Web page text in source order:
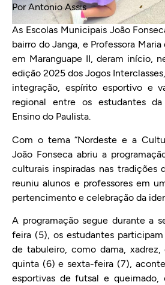
Por Antonio Assis
As Escolas Municipais João
bairro do Janga, e Professora
em Maranguape II, deram início,
edição 2025 dos Jogos
integração, espírito esportivo e
regional entre os estudantes
Ensino do Paulista.
Com o tema “Nordeste e a
João Fonseca abriu a
culturais inspiradas nas tradições
reuniu alunos e professores em
pertencimento e celebração da
A programação segue durante a
feira (5), os estudantes
de tabuleiro, como dama,
quinta (6) e sexta-feira (7),
esportivas de futsal e queimado,